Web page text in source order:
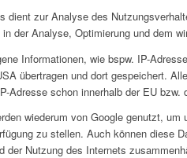
dient zur Analyse des
der Analyse, Optimierung und dem
Informationen, wie bspw. IP-
übertragen und dort gespeichert.
Adresse schon innerhalb der EU bzw.
wiederum von Google genutzt,
zu stellen. Auch können diese
der Nutzung des Internets